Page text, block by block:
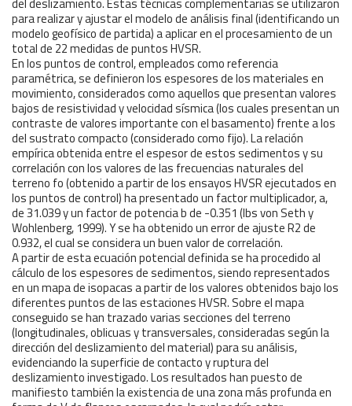
para realizar y ajustar el modelo de análisis final (identificando un
modelo geofísico de partida) a aplicar en el procesamiento de un
total de 22 medidas de puntos HVSR.
En los puntos de control, empleados como referencia
paramétrica, se definieron los espesores de los materiales en
movimiento, considerados como aquellos que presentan valores
bajos de resistividad y velocidad sísmica (los cuales presentan un
contraste de valores importante con el basamento) frente a los
del sustrato compacto (considerado como fijo). La relación
empírica obtenida entre el espesor de estos sedimentos y su
correlación con los valores de las frecuencias naturales del
terreno fo (obtenido a partir de los ensayos HVSR ejecutados en
los puntos de control) ha presentado un factor multiplicador, a,
de 31.039 y un factor de potencia b de -0.351 (Ibs von Seth y
Wohlenberg, 1999). Y se ha obtenido un error de ajuste R2 de
0.932, el cual se considera un buen valor de correlación.
A partir de esta ecuación potencial definida se ha procedido al
cálculo de los espesores de sedimentos, siendo representados
en un mapa de isopacas a partir de los valores obtenidos bajo los
diferentes puntos de las estaciones HVSR. Sobre el mapa
conseguido se han trazado varias secciones del terreno
(longitudinales, oblicuas y transversales, consideradas según la
dirección del deslizamiento del material) para su análisis,
evidenciando la superficie de contacto y ruptura del
deslizamiento investigado. Los resultados han puesto de
manifiesto también la existencia de una zona más profunda en